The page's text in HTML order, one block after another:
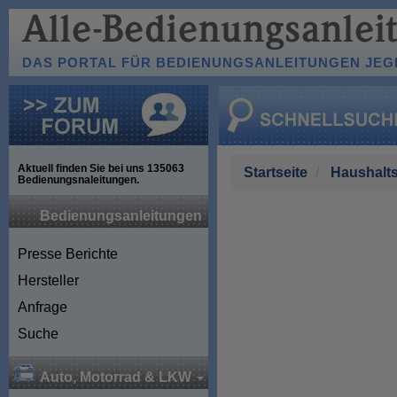
DAS PORTAL FÜR BEDIENUNGSANLEITUNGEN
Aktuell finden Sie bei uns 135063
Bedienungsnaleitungen.
Bedienungsanleitungen
Presse Berichte
Hersteller
Anfrage
Suche
Auto, Motorrad & LKW
Startseite